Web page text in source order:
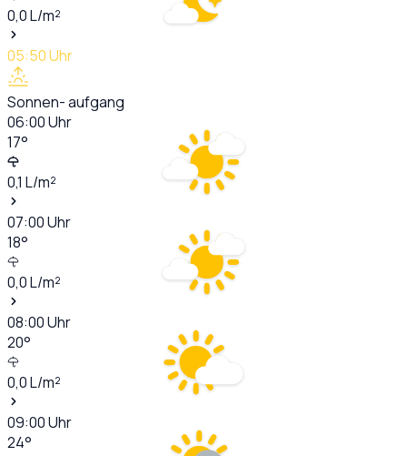
0,0L/m²
05:50Uhr
Sonnen- aufgang
06:00Uhr
17°
0,1 L/m²
07:00Uhr
18°
0,0L/m²
08:00Uhr
20°
0,0L/m²
09:00Uhr
24°